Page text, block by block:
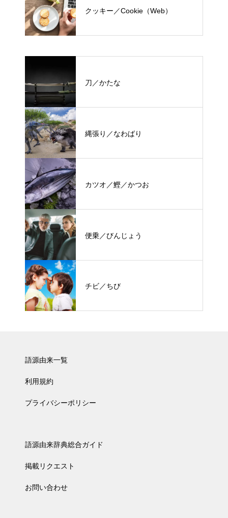
クッキー／Cookie（Web）
刀／かたな
縄張り／なわばり
カツオ／鰹／かつお
便乗／びんじょう
チビ／ちび
語源由来一覧
利用規約
プライバシーポリシー
語源由来辞典総合ガイド
掲載リクエスト
お問い合わせ